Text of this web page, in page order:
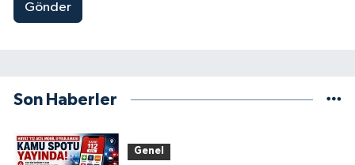
Gönder
Son Haberler
Genel